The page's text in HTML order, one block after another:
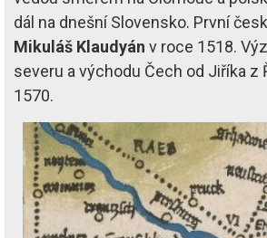
dál na dnešní Slovensko. První
Mikuláš Klaudyán v roce 1518.
severu a východu Čech od Jiříka z
1570.